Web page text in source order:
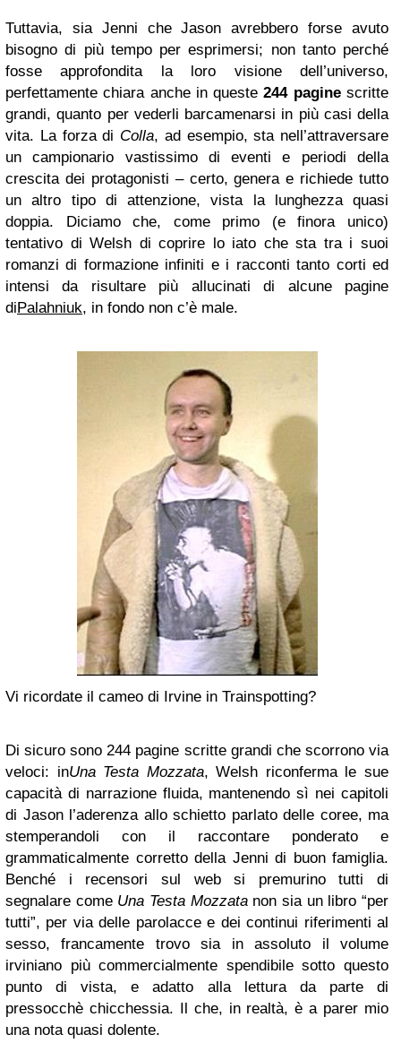
Tuttavia, sia Jenni che Jason avrebbero forse avuto
bisogno di più tempo per esprimersi; non tanto perché
fosse approfondita la loro visione dell’universo,
perfettamente chiara anche in queste244 paginescritte
grandi, quanto per vederli barcamenarsi in più casi della
vita. La forza di Colla, ad esempio, sta nell’attraversare
un campionario vastissimo di eventi e periodi della
crescita dei protagonisti – certo, genera e richiede tutto
un altro tipo di attenzione, vista la lunghezza quasi
doppia. Diciamo che, come primo (e finora unico)
tentativo di Welsh di coprire lo iato che sta tra i suoi
romanzi di formazione infiniti e i racconti tanto corti ed
intensi da risultare più allucinati di alcune pagine
diPalahniuk, in fondo non c’è male.
Vi ricordate il cameo di Irvine in Trainspotting?
Di sicuro sono 244 pagine scritte grandi che scorrono via
veloci: inUna Testa Mozzata, Welsh riconferma le sue
capacità di narrazione fluida, mantenendo sì nei capitoli
di Jason l’aderenza allo schietto parlato delle coree, ma
stemperandoli con il raccontare ponderato e
grammaticalmente corretto della Jenni di buon famiglia.
Benché i recensori sul web si premurino tutti di
segnalare come Una Testa Mozzatanon sia un libro “per
tutti”, per via delle parolacce e dei continui riferimenti al
sesso, francamente trovo sia in assoluto il volume
irviniano più commercialmente spendibile sotto questo
punto di vista, e adatto alla lettura da parte di
pressocchè chicchessia. Il che, in realtà, è a parer mio
una nota quasi dolente.